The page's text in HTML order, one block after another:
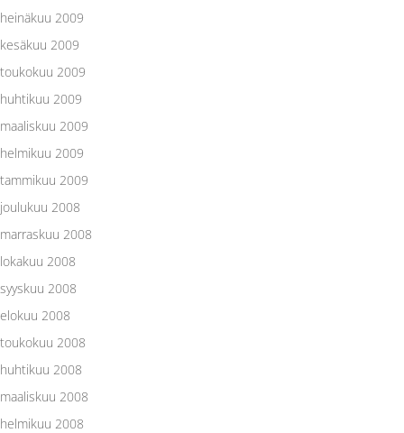
heinäkuu 2009
kesäkuu 2009
toukokuu 2009
huhtikuu 2009
maaliskuu 2009
helmikuu 2009
tammikuu 2009
joulukuu 2008
marraskuu 2008
lokakuu 2008
syyskuu 2008
elokuu 2008
toukokuu 2008
huhtikuu 2008
maaliskuu 2008
helmikuu 2008